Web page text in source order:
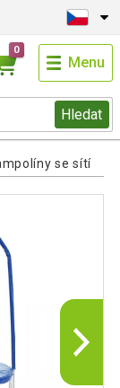
Hledat
0
Menu
se sítí